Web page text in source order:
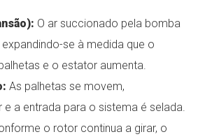
O ar succionado pela bomba
se à medida que o
e o estator aumenta.
As palhetas se movem,
e a entrada para o sistema é selada.
o rotor continua a girar, o